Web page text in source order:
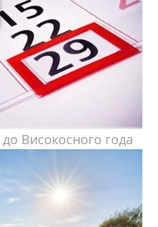
Високосного года